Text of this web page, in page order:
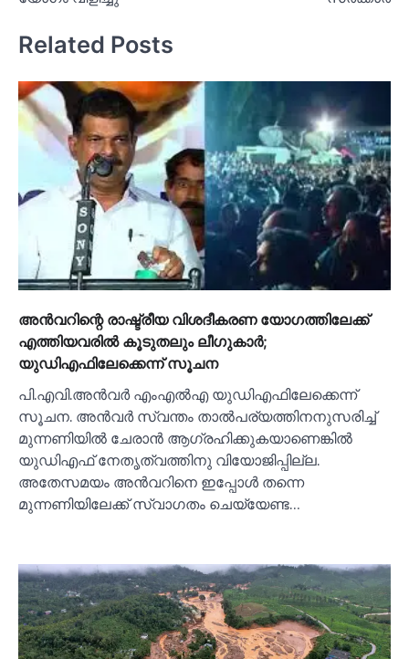
Related Posts
അന്‍വറിന്റെ രാഷ്ട്രീയ വിശദീകരണ യോഗത്തിലേക്ക്
എത്തിയവരില്‍ കൂടുതലും ലീഗുകാര്‍;
യുഡിഎഫിലേക്കെന്ന് സൂചന
പി.എവി.അന്‍വര്‍ എംഎല്‍എ യുഡിഎഫിലേക്കെന്ന്
സൂചന. അന്‍വര്‍ സ്വന്തം താല്‍പര്യത്തിനനുസരിച്ച്‌
മുന്നണിയില്‍ ചേരാന്‍ ആഗ്രഹിക്കുകയാണെങ്കില്‍
യുഡിഎഫ് നേതൃത്വത്തിനു വിയോജിപ്പില്ല.
അതേസമയം അന്‍വറിനെ ഇപ്പോള്‍ തന്നെ
മുന്നണിയിലേക്ക് സ്വാഗതം ചെയ്യേണ്ട…